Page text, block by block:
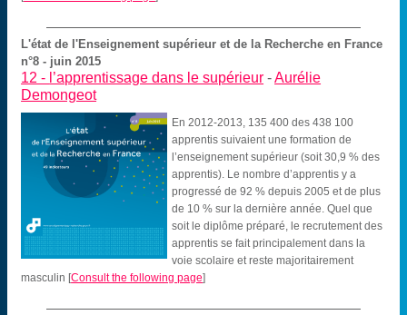
L'état de l'Enseignement supérieur et de la Recherche en France
n°8 - juin 2015
12 - l’apprentissage dans le supérieur -Aurélie
Demongeot
En 2012-2013, 135 400 des 438 100
apprentis suivaient une formation de
l’enseignement supérieur (soit 30,9 % des
apprentis). Le nombre d’apprentis y a
progressé de 92 % depuis 2005 et de plus
de 10 % sur la dernière année. Quel que
soit le diplôme préparé, le recrutement des
apprentis se fait principalement dans la
voie scolaire et reste majoritairement
masculin [Consult the following page]